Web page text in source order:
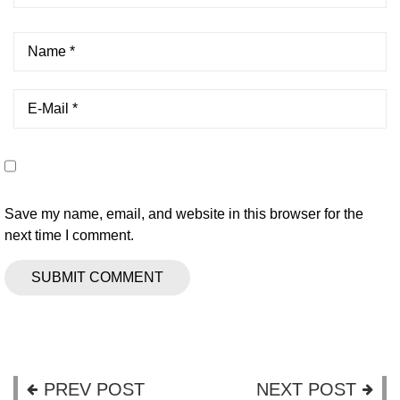
Save my name, email, and website in this browser for the
next time I comment.
PREV POST NEXT POST